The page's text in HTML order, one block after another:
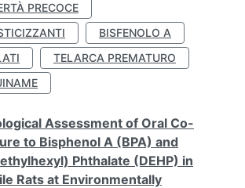
PRECOCE
BISFENOLO A
TELARCA PREMATURO
Assessment of Oral Co-
to Bisphenol A (BPA) and
Phthalate (DEHP) in
Rats at Environmentally